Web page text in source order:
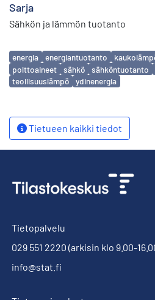
Sarja
Sähkön ja lämmön tuotanto
Avainsanat
energia energiantuotanto
polttoaineet
sähkö sähköntuotanto
teollisuuslämpö
ydinenergia
Tietueen kaikki tiedot
Tietopalvelu
029 551 2220 (arkisin klo 9.00-
info@stat.fi